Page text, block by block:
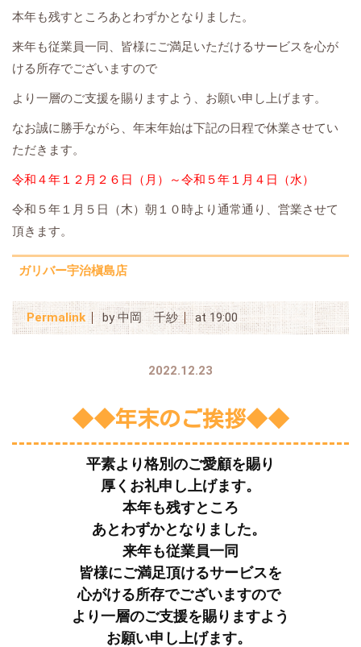
本年も残すところあとわずかとなりました。
来年も従業員一同、皆様にご満足いただけるサービスを心が
ける所存でございますので
より一層のご支援を賜りますよう、お願い申し上げます。
なお誠に勝手ながら、年末年始は下記の日程で休業させてい
ただきます。
令和４年１２月２６日（月）～令和５年１月４日（水）
令和５年１月５日（木）朝１０時より通常通り、営業させて
頂きます。
ガリバー宇治槇島店
Permalink by 中岡 千紗 at 19:00
2022.12.23
◆◆年末のご挨拶◆◆
平素より格別のご愛顧を賜り
厚くお礼申し上げます。
本年も残すところ
あとわずかとなりました。
来年も従業員一同
皆様にご満足頂けるサービスを
心がける所存でございますので
より一層のご支援を賜りますよう
お願い申し上げます。